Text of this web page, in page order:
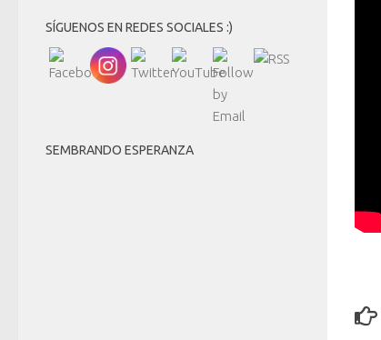
SÍGUENOS EN REDES SOCIALES :)
SEMBRANDO ESPERANZA